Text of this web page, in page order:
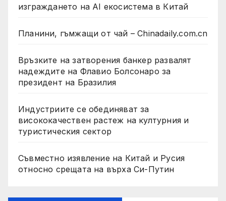
изграждането на AI екосистема в Китай
Планини, гъмжащи от чай – Chinadaily.com.cn
Връзките на затворения банкер развалят
надеждите на Флавио Болсонаро за
президент на Бразилия
Индустриите се обединяват за
висококачествен растеж на културния и
туристическия сектор
Съвместно изявление на Китай и Русия
относно срещата на върха Си-Путин